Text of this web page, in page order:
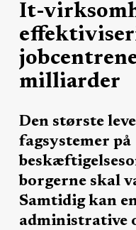
It-
milliarder
Den største
fagsystemer på
borgerne skal
Samtidig kan
administrative